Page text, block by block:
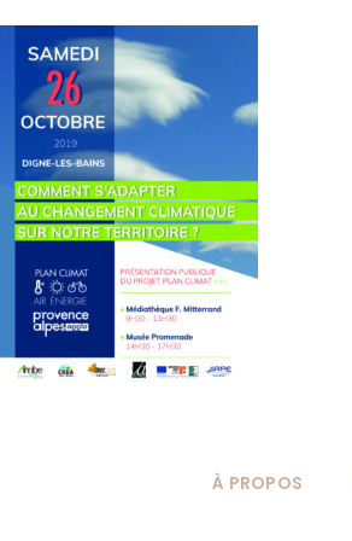
Passer
contenu
À PROPOS